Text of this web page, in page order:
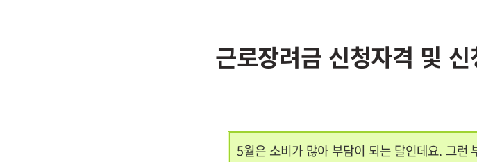
근로장려금 신청자격 및 신
5월은 소비가 많아 부담이 되는 달인데요. 그런